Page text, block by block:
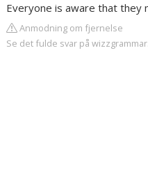
Everyone is aware that they
Anmodning om fjernelse
Se det fulde svar på